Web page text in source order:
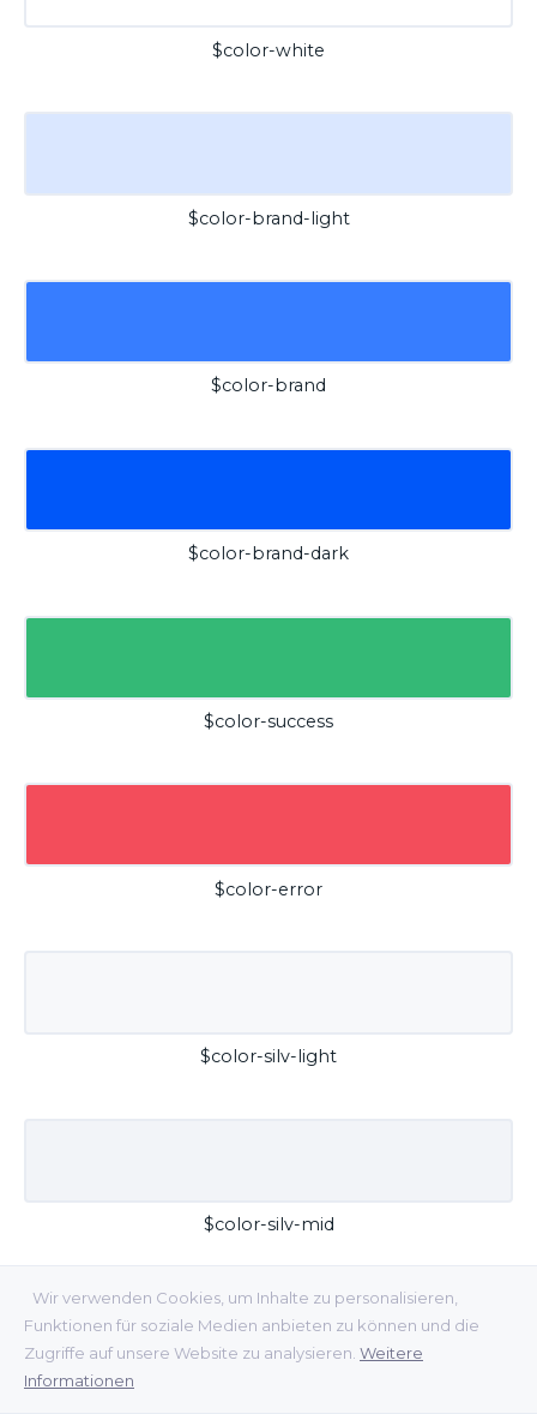
Wir verwenden Cookies, um Inhalte zu personalisieren,
Funktionen für soziale Medien anbieten zu können und die
Zugriffe auf unsere Website zu analysieren. Weitere
Informationen
$color-white
$color-brand-light
$color-brand
$color-brand-dark
$color-success
$color-error
$color-silv-light
$color-silv-mid